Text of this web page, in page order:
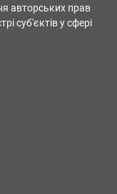
авторських прав
суб'єктів у сфері